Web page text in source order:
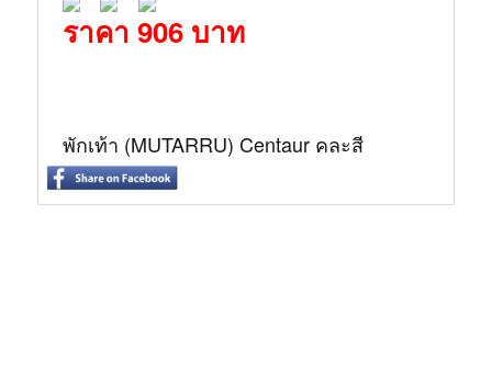
ราคา 906 บาท
พักเท้า (MUTARRU) Centaur คละสี